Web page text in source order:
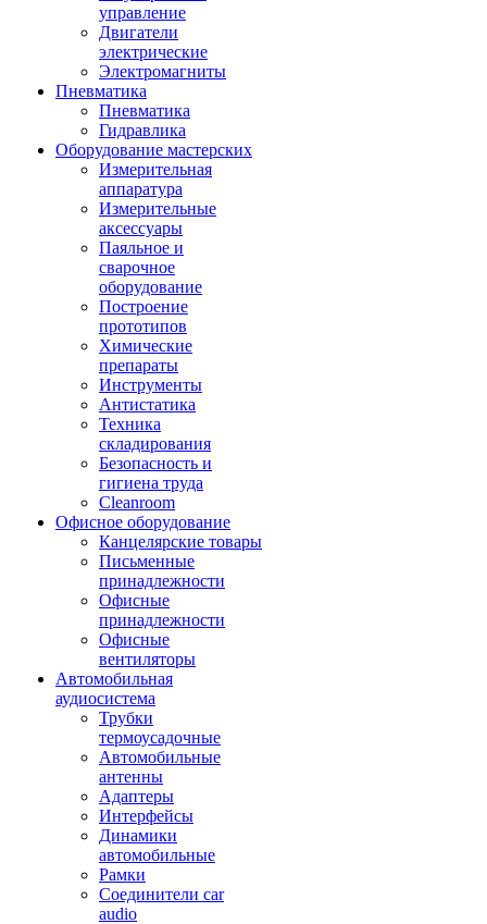
управление
Двигатели
электрические
Электромагниты
Пневматика
Пневматика
Гидравлика
Оборудование мастерских
Измерительная
аппаратура
Измерительные
аксессуары
Паяльное и
сварочное
оборудование
Построение
прототипов
Химические
препараты
Инструменты
Aнтистатика
Техника
складирования
Безопасность и
гигиена труда
Cleanroom
Офисное оборудование
Канцелярские товары
Письменные
принадлежности
Офисные
принадлежности
Офисные
вентиляторы
Автомобильная
аудиосистема
Трубки
термоусадочные
Автомобильные
антенны
Адаптеры
Интерфейсы
Динамики
автомобильные
Рамки
Соединители car
audio